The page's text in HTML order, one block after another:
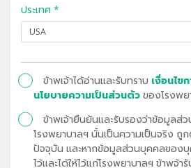
ประเทศ *
ข้าพเจ้าได้อ่านและรับทราบ เงื่อนไข
นโยบายความเป็นส่วนตัว ของโรงพย
ข้าพเจ้ายืนยันและรับรองว่าข้อมูลส่
โรงพยาบาลฯ นั้นเป็นความเป็นจริง ถู
ปัจจุบัน และหากข้อมูลส่วนบุคคลของ
ไว้และได้ให้ไว้แก่โรงพยาบาลฯ ข้าพจ้า